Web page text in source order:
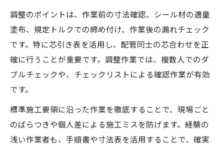
調整のポイントは、作業前の寸法確認、シール材の適量
塗布、規定トルクでの締め付け、作業後の漏れチェック
です。特に芯引き表を活用し、配管同士の芯合わせを正
確に行うことが重要です。調整作業では、複数人でのダ
ブルチェックや、チェックリストによる確認作業が有効
です。
標準施工要領に沿った作業を徹底することで、現場ごと
のばらつきや個人差による施工ミスを防げます。経験の
浅い作業者も、手順書や寸法表を活用することで、確実